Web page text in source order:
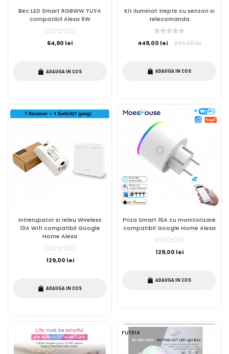
Bec LED Smart RGBWW TUYA
compatibil Alexa 6W
64,90 lei
ADAUGA IN COS
Kit iluminat trepte cu senzori si
telecomanda
449,00 lei 699,00 lei
ADAUGA IN COS
Intrerupator si releu Wireless
10A Wifi compatibil Google
Home Alexa
129,00 lei
ADAUGA IN COS
Priza Smart 16A cu monitorizare
compatibil Google Home Alexa
129,00 lei
ADAUGA IN COS